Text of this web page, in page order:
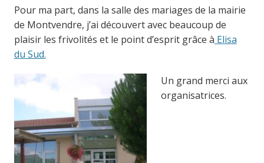
Pour ma part, dans la salle des mariages de la mairie
de Montvendre, j’ai découvert avec beaucoup de
plaisir les frivolités et le point d’esprit grâce à Elisa
du Sud.
Un grand merci aux
organisatrices.